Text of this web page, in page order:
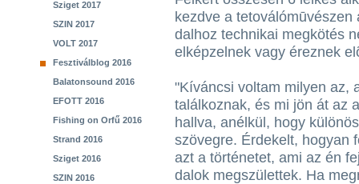
Sziget 2017
SZIN 2017
VOLT 2017
Fesztiválblog 2016
Balatonsound 2016
EFOTT 2016
Fishing on Orfű 2016
Strand 2016
Sziget 2016
SZIN 2016
kezdve a
dalhoz technikai megkötés
elképzelnek vagy éreznek
"Kíváncsi voltam milyen az,
találkoznak, és mi jön át az
hallva, anélkül, hogy
szövegre. Érdekelt, hogyan
azt a történetet, ami az én
dalok megszülettek. Ha